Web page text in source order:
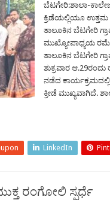
ಬೆಟಗೇರಿ:ಶಾಲಾ-
ಕ್ರಿಡೆಯಲ್ಲಿಯೂ ಉತ್ತಮ
ತಾಲೂಕಿನ ಬೆಟಗೇರಿ
ಮುಖ್ಯೋಪಾಧ್ಯಯ
ತಾಲೂಕಿನ ಬೆಟಗೇರಿ
ಶುಕ್ರವಾರ ಆ.29ರಂದು
ನಡೆದ ಕಾರ್ಯಕ್ರಮದಲ್ಲಿ
ಕ್ರೀಡೆ ಮುಖ್ಯವಾಗಿದೆ.
LinkedIn
ರಂಗೋಲಿ ಸ್ಪರ್ಧೆ